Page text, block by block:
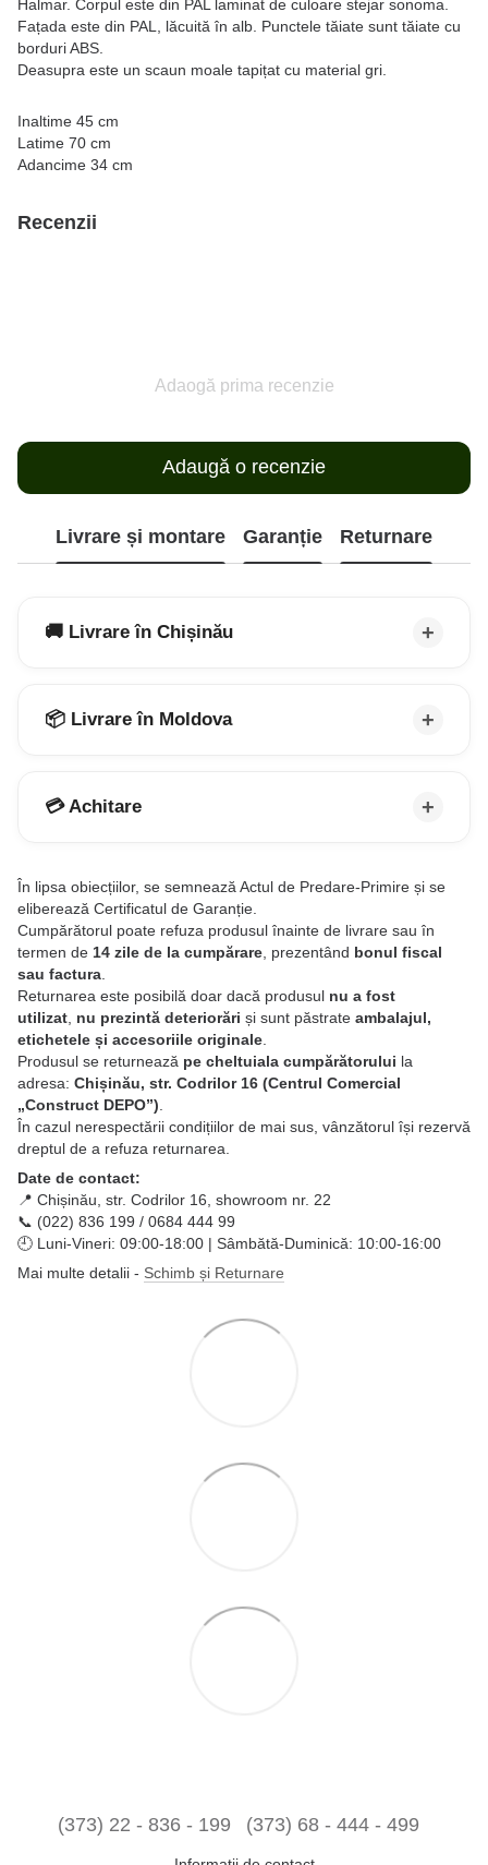
Halmar. Corpul este din PAL laminat de culoare stejar sonoma.
Fațada este din PAL, lăcuită în alb. Punctele tăiate sunt tăiate cu
borduri ABS.
Deasupra este un scaun moale tapițat cu material gri.
Inaltime 45 cm
Latime 70 cm
Adancime 34 cm
Recenzii
Adaogă prima recenzie
Adaugă o recenzie
Livrare și montare Garanție Returnare
🚚 Livrare în Chișinău
📦 Livrare în Moldova
💳 Achitare
În lipsa obiecțiilor, se semnează Actul de Predare-Primire și se
eliberează Certificatul de Garanție.
Cumpărătorul poate refuza produsul înainte de livrare sau în
termen de 14 zile de la cumpărare , prezentând bonul fiscal
sau factura
Returnarea este posibilă doar dacă produsul nu a fost
utilizat nu prezintă deteriorări și sunt păstrate ambalajul,
etichetele și accesoriile originale
Produsul se returnează pe cheltuiala cumpărătorului la
adresa: Chișinău, str. Codrilor 16 (Centrul Comercial
„Construct DEPO”)
În cazul nerespectării condițiilor de mai sus, vânzătorul își rezervă
dreptul de a refuza returnarea.
Date de contact:
📍 Chișinău, str. Codrilor 16, showroom nr. 22
📞 (022) 836 199 / 0684 444 99
🕘 Luni-Vineri: 09:00-18:00 | Sâmbătă-Duminică: 10:00-16:00
Mai multe detalii - Schimb și Returnare
(373) 22 - 836 - 199 (373) 68 - 444 - 499